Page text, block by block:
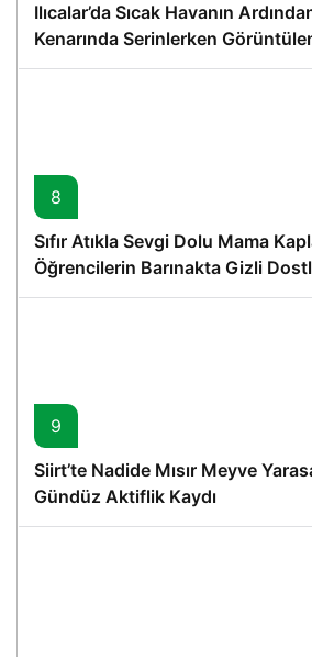
Ilıcalar’da Sıcak Havanın
Kenarında Serinlerken
8
Sıfır Atıkla Sevgi Dolu Mama
Öğrencilerin Barınakta Gizli
Proje
9
Siirt’te Nadide Mısır Meyve
Gündüz Aktiflik Kaydı